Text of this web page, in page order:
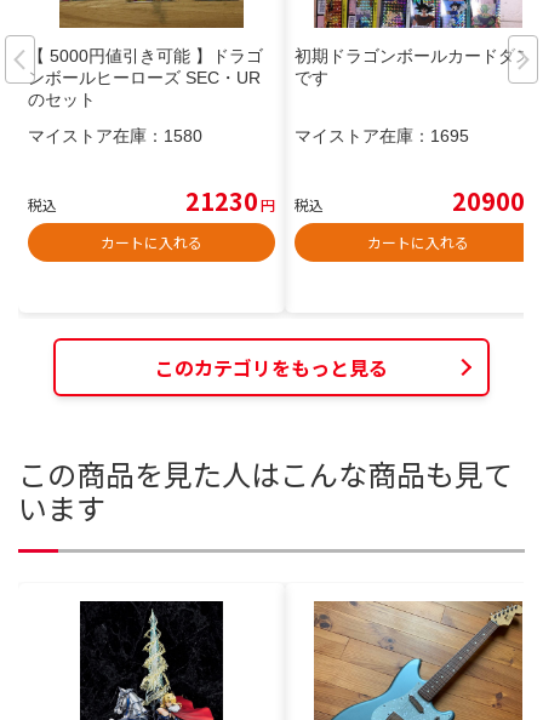
【 5000円値引き可能 】ドラゴ
ンボールヒーローズ SEC・UR
のセット
マイストア在庫： 1580
税込 21230円
カートに入れる
初期ドラゴンボールカードダス
です
マイストア在庫： 1695
税込 20900
カートに入れる
このカテゴリをもっと見る
この商品を見た人はこんな商品も見て
います